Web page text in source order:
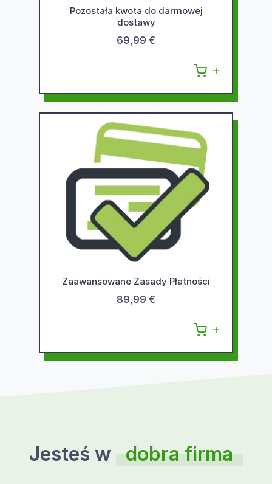
Pozostała kwota do darmowej
dostawy
69,99 €
Zaawansowane Zasady Płatności
89,99 €
Jesteś w dobra firma